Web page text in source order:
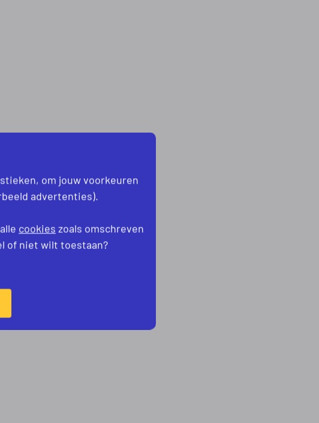
om jouw voorkeuren
advertenties).
cookies zoals omschreven
of niet wilt toestaan?